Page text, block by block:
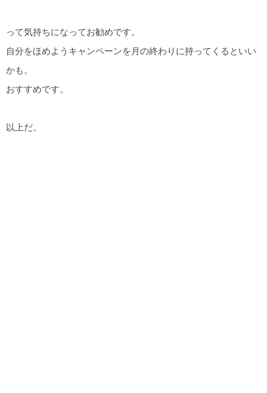
って気持ちになってお勧めです。
自分をほめようキャンペーンを月の終わりに持ってくるといい
かも。
おすすめです。
以上だ。